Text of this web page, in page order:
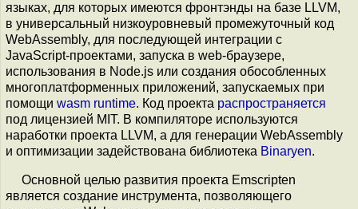
языках, для которых имеются фронтэнды на базе LLVM,
в универсальный низкоуровневый промежуточный код
WebAssembly, для последующей интеграции с
JavaScript-проектами, запуска в web-браузере,
использования в Node.js или создания обособленных
многоплатформенных приложений, запускаемых при
помощи wasm runtime. Код проекта распространяется
под лицензией MIT. В компиляторе используются
наработки проекта LLVM, а для генерации WebAssembly
и оптимизации задействована библиотека Binaryen.
Основной целью развития проекта Emscripten
является создание инструмента, позволяющего